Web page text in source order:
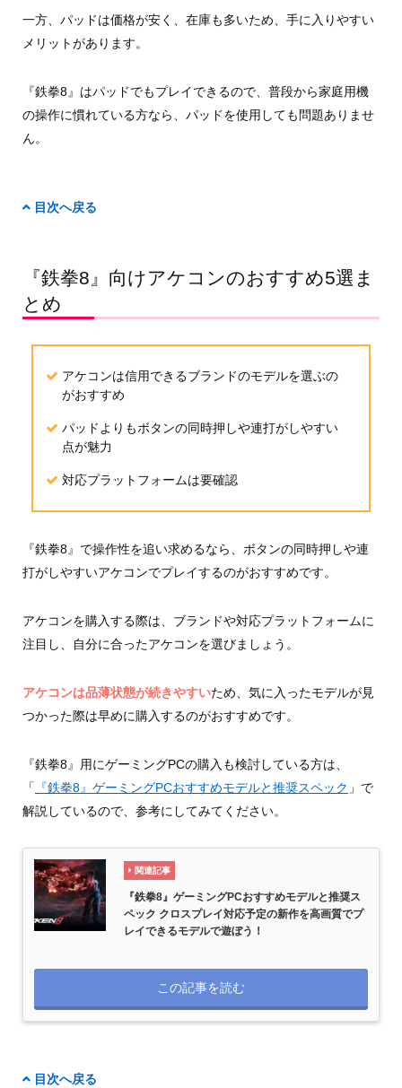
一方、パッドは価格が安く、在庫も多いため、手に入りやすい
メリットがあります。
『鉄拳8』はパッドでもプレイできるので、普段から家庭用機
の操作に慣れている方なら、パッドを使用しても問題ありませ
ん。
目次へ戻る
『鉄拳8』向けアケコンのおすすめ5選ま
とめ
アケコンは信用できるブランドのモデルを選ぶの
がおすすめ
パッドよりもボタンの同時押しや連打がしやすい
点が魅力
対応プラットフォームは要確認
『鉄拳8』で操作性を追い求めるなら、ボタンの同時押しや連
打がしやすいアケコンでプレイするのがおすすめです。
アケコンを購入する際は、ブランドや対応プラットフォームに
注目し、自分に合ったアケコンを選びましょう。
アケコンは品薄状態が続きやすいため、気に入ったモデルが見
つかった際は早めに購入するのがおすすめです。
『鉄拳8』用にゲーミングPCの購入も検討している方は、
「
『鉄拳8』ゲーミングPCおすすめモデルと推奨スペック 」で
解説しているので、参考にしてみてください。
関連記事
『鉄拳8』ゲーミングPCおすすめモデルと推奨ス
ペック クロスプレイ対応予定の新作を高画質でプ
レイできるモデルで遊ぼう！
この記事を読む
目次へ戻る